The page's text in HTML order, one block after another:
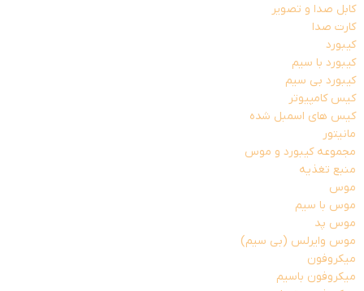
کابل صدا و تصویر
کارت صدا
کیبورد
کیبورد با سیم
کیبورد بی سیم
کیس کامپیوتر
کیس های اسمبل شده
مانیتور
مجموعه کیبورد و موس
منبع تغذیه
موس
موس با سیم
موس پد
موس وایرلس (بی سیم)
میکروفون
میکروفون باسیم